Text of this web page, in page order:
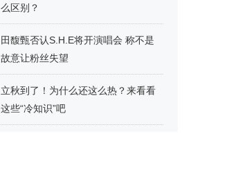
么区别？
田馥甄否认S.H.E将开演唱会 称不是
故意让粉丝失望
立秋到了！为什么还这么热？来看看
这些“冷知识”吧